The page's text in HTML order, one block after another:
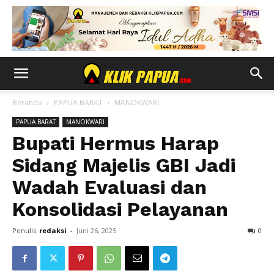
Beranda PAPUA BARAT MANOKWARI
PAPUA BARAT MANOKWARI
Bupati Hermus Harap
Sidang Majelis GBI Jadi
Wadah Evaluasi dan
Konsolidasi Pelayanan
Penulis redaksi - Juni 26, 2025 0